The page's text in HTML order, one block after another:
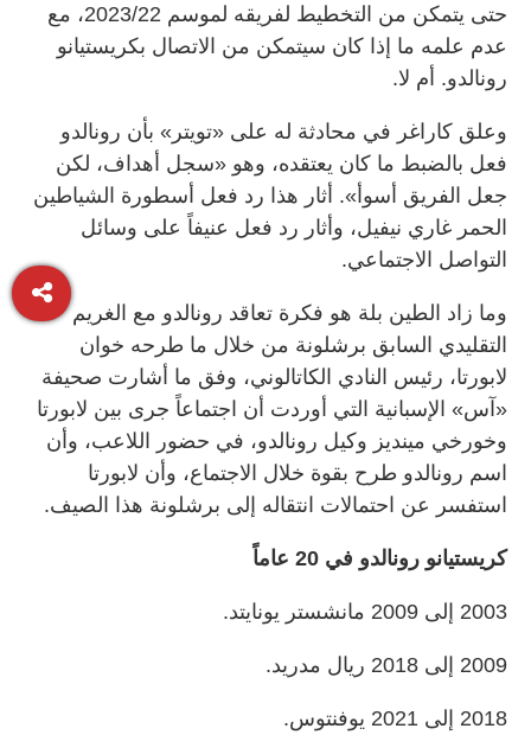
حتى يتمكن من التخطيط لفريقه لموسم 2023/22، مع
عدم علمه ما إذا كان سيتمكن من الاتصال بكريستيانو
رونالدو. أم لا.
وعلق كاراغر في محادثة له على «تويتر» بأن رونالدو
فعل بالضبط ما كان يعتقده، وهو «سجل أهداف، لكن
جعل الفريق أسوأ». أثار هذا رد فعل أسطورة الشياطين
الحمر غاري نيفيل، وأثار رد فعل عنيفاً على وسائل
التواصل الاجتماعي.
وما زاد الطين بلة هو فكرة تعاقد رونالدو مع الغريم
التقليدي السابق برشلونة من خلال ما طرحه خوان
لابورتا، رئيس النادي الكاتالوني، وفق ما أشارت صحيفة
«آس» الإسبانية التي أوردت أن اجتماعاً جرى بين لابورتا
وخورخي مينديز وكيل رونالدو، في حضور اللاعب، وأن
اسم رونالدو طرح بقوة خلال الاجتماع، وأن لابورتا
استفسر عن احتمالات انتقاله إلى برشلونة هذا الصيف.
كريستيانو رونالدو في 20 عاماً
2003 إلى 2009 مانشستر يونايتد.
2009 إلى 2018 ريال مدريد.
2018 إلى 2021 يوفنتوس.